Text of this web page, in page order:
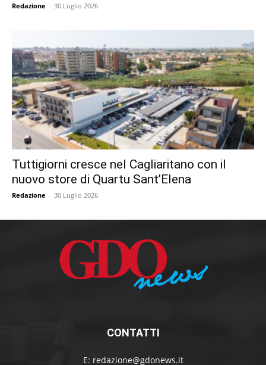
Redazione - 30 Luglio 2026
Tuttigiorni cresce nel Cagliaritano con il
nuovo store di Quartu Sant’Elena
Redazione - 30 Luglio 2026
CONTATTI
E: redazione@gdonews.it